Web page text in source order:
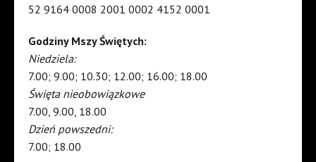
52 9164 0008 2001 0002 4152 0001
Godziny Mszy Świętych:
Niedziela:
7.00; 9.00; 10.30; 12.00; 16.00; 18.00
Święta nieobowiązkowe
7.00, 9.00, 18.00
Dzień powszedni:
7.00; 18.00